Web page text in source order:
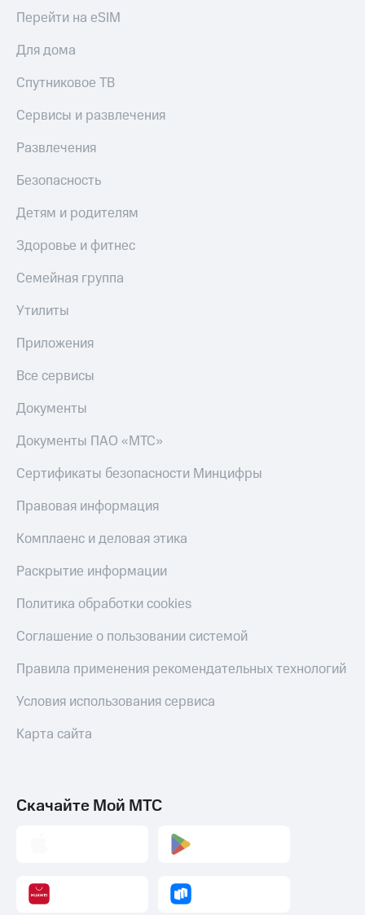
Перейти на eSIM
Для дома
Спутниковое ТВ
Сервисы и развлечения
Развлечения
Безопасность
Детям и родителям
Здоровье и фитнес
Семейная группа
Утилиты
Приложения
Все сервисы
Документы
Документы ПАО «МТС»
Сертификаты безопасности Минцифры
Правовая информация
Комплаенс и деловая этика
Раскрытие информации
Политика обработки cookies
Соглашение о пользовании системой
Правила применения рекомендательных технологий
Условия использования сервиса
Карта сайта
Скачайте Мой МТС